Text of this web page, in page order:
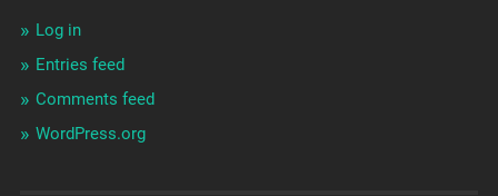
Log in
Entries feed
Comments feed
WordPress.org